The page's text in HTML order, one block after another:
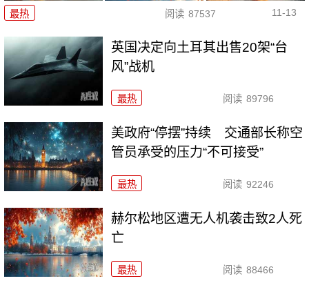
最热 阅读 87537 11-13
英国决定向土耳其出售20架“台
风”战机
最热 阅读 89796
美政府“停摆”持续 交通部长称空
管员承受的压力“不可接受”
最热 阅读 92246
赫尔松地区遭无人机袭击致2人死
亡
最热 阅读 88466